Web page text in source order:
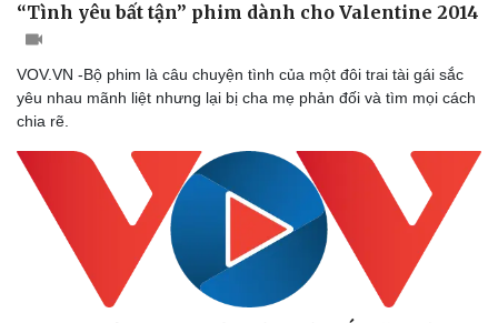
Sức khỏe
Dinh dưỡng - món ngon
Cây thuốc
Sản phụ khoa
Đời sống
Nhà đẹp
Blog
Tình yêu - Gia đình
“Tình yêu bất tận” phim dành cho Valentine 2014
VOV.VN -Bộ phim là câu chuyện tình của một đôi trai tài gái sắc
yêu nhau mãnh liệt nhưng lại bị cha mẹ phản đối và tìm mọi cách
chia rẽ.